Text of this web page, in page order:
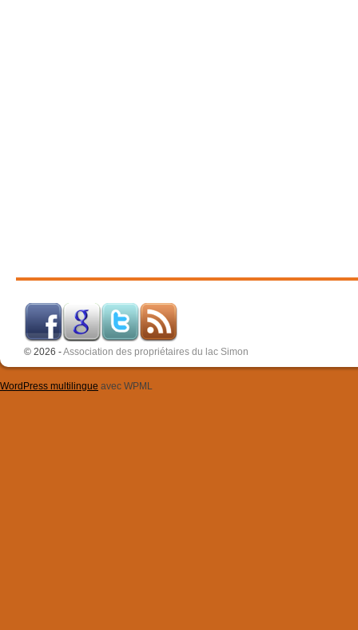
© 2026 -Association des propriétaires du lac Simon
WordPress multilingue avec WPML